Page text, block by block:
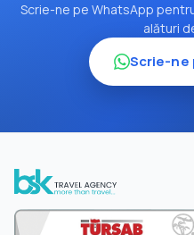
Scrie-ne pe WhatsApp
alături
Scrie-ne